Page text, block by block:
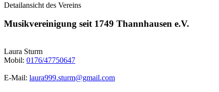
Detailansicht des Vereins
Musikvereinigung seit 1749 Thannhausen e.V.
Laura Sturm
Mobil: 0176/47750647
E-Mail: laura999.sturm@gmail.com